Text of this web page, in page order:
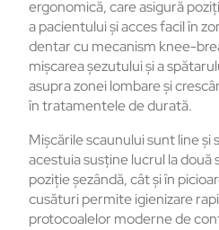
ergonomică, care asigură
a pacientului și acces facil în
dentar cu mecanism knee-
mișcarea șezutului și a
asupra zonei lombare și
în tratamentele de durată.
Mișcările scaunului sunt line
acestuia susține lucrul la două
poziție șezândă, cât și în
cusături permite igienizare
protocoalelor moderne de